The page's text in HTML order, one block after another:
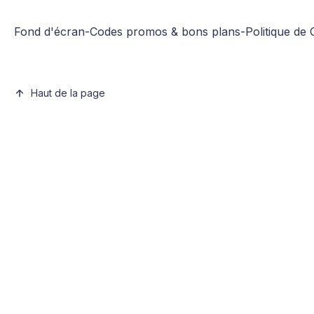
Fond d'écran-Codes promos & bons plans-Politique de
Haut de la page